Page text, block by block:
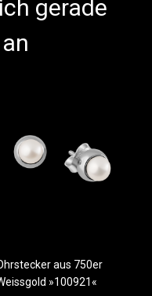
gerade
aus 750er
»100921«